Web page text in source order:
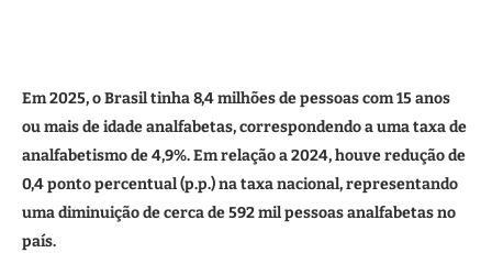
Em 2025, o Brasil tinha 8,4 milhões de pessoas com 15 anos
ou mais de idade analfabetas, correspondendo a uma taxa de
analfabetismo de 4,9%. Em relação a 2024, houve redução de
0,4 ponto percentual (p.p.) na taxa nacional, representando
uma diminuição de cerca de 592 mil pessoas analfabetas no
país.